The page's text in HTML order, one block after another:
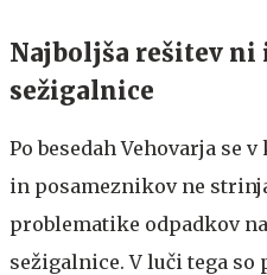
Najboljša rešitev ni
sežigalnice
Po besedah Vehovarja
in posameznikov ne
problematike odpadkov
sežigalnice. V luči tega